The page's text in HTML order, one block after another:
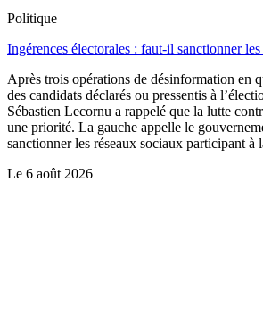
Politique
Ingérences électorales : faut-il sanctionner
Après trois opérations de désinformation en
des candidats déclarés ou pressentis à
Sébastien Lecornu a rappelé que la lutte
une priorité. La gauche appelle le
sanctionner les réseaux sociaux participant à
Le 6 août 2026